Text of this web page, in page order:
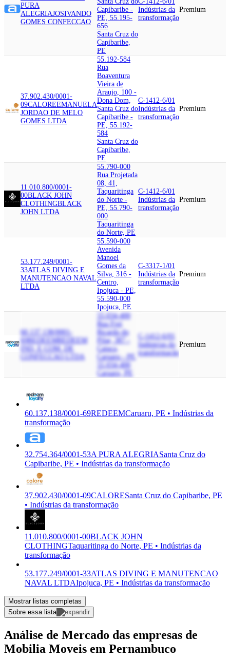
PURA
ALEGRIAJOSIVANDO
GOMES CONFECCAO
Capibaribe -
PE, 55.195-
656
Santa Cruz do
Capibaribe,
PE
Indústrias da
transformação
Premium
37.902.430/0001-
09CALOREEMANUELA
JORDAO DE MELO
GOMES LTDA
55.192-584
Rua
Boaventura
Vieira de
Araujo, 100 -
Dona Dom,
Santa Cruz do
Capibaribe -
PE, 55.192-
584
Santa Cruz do
Capibaribe,
PE
C-1412-6/01
Indústrias da
transformação
Premium
11.010.800/0001-
00BLACK JOHN
CLOTHINGBLACK
JOHN LTDA
55.790-000
Rua Projetada
08, 41,
Taquaritinga
do Norte -
PE, 55.790-
000
Taquaritinga
do Norte, PE
C-1412-6/01
Indústrias da
transformação
Premium
53.177.249/0001-
33ATLAS DIVING E
MANUTENCAO NAVAL
LTDA
55.590-000
Avenida
Manoel
Gomes da
Silva, 316 -
Centro,
Ipojuca - PE,
55.590-000
Ipojuca, PE
C-3317-1/01
Indústrias da
transformação
Premium
60.137.138/0001-
REDEEM REDEEM
IND. E COM. DE
CONFECCAO LTDA
55.034-400
Rua Frei
Ricardo do
Pilar, 387 -
Caiuca,
Caruaru - PE,
55.034-400
Caruaru, PE
C-1412-6/01
Indústrias da
transformação
Premium
60.137.138/0001-69REDEEMCaruaru, PE • Indústrias da
transformação
32.754.364/0001-53A PURA ALEGRIASanta Cruz do
Capibaribe, PE • Indústrias da transformação
37.902.430/0001-09CALORESanta Cruz do Capibaribe, PE
• Indústrias da transformação
11.010.800/0001-00BLACK JOHN
CLOTHINGTaquaritinga do Norte, PE • Indústrias da
transformação
53.177.249/0001-33ATLAS DIVING E MANUTENCAO
NAVAL LTDAIpojuca, PE • Indústrias da transformação
Mostrar listas completas
Sobre essa lista
Análise de Mercado das empresas de
Mobilia Moveis em Pernambuco